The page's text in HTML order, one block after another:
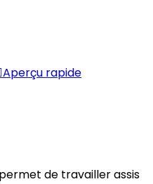
Aperçu rapide
de travailler assis